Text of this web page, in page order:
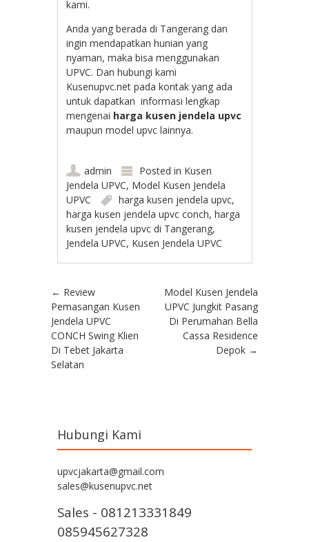
kami.
Anda yang berada di Tangerang dan
ingin mendapatkan hunian yang
nyaman, maka bisa menggunakan
UPVC. Dan hubungi kami
Kusenupvc.net pada kontak yang ada
untuk dapatkan informasi lengkap
mengenai harga kusen jendela upvc
maupun model upvc lainnya.
admin Posted in Kusen
Jendela UPVC, Model Kusen Jendela
UPVC
harga kusen jendela upvc,
harga kusen jendela upvc conch,harga
kusen jendela upvc di Tangerang,
Jendela UPVC, Kusen Jendela UPVC
Post navigation
← Review
Pemasangan Kusen
Jendela UPVC
CONCH Swing Klien
Di Tebet Jakarta
Selatan
Model Kusen Jendela
UPVC Jungkit Pasang
Di Perumahan Bella
Cassa Residence
Depok →
Hubungi Kami
upvcjakarta@gmail.com
sales@kusenupvc.net
Sales - 081213331849
085945627328